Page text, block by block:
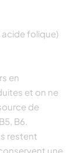
acide folique)
en
et on ne
de
B6.
restent
une